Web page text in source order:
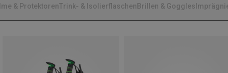
& ProtektorenTrink- & Isolierflaschen Brillen & Goggles